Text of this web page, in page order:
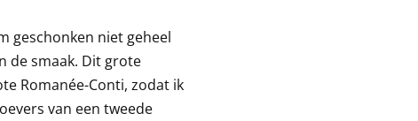
geschonken niet geheel
de smaak. Dit grote
Romanée-Conti, zodat ik
van een tweede